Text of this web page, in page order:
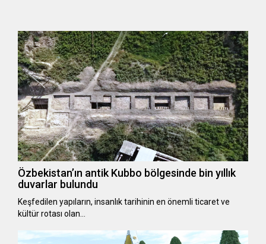
Özbekistan’ın antik Kubbo bölgesinde bin yıllık
duvarlar bulundu
Keşfedilen yapıların, insanlık tarihinin en önemli ticaret ve
kültür rotası olan…